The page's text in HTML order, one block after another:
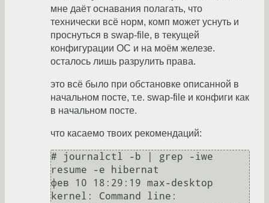
мне даёт оснавания полагать, что
технически всё норм, комп может уснуть и
проснуться в swap-file, в текущей
конфигурации ОС и на моём железе.
осталось лишь разрулить права.
это всё было при обстановке описанной в
начальном посте, т.е. swap-file и конфиги как
в начальном посте.
что касаемо твоих рекомендаций:
# journalctl -b | grep -iwe
resume -e hibernat
фев 10 18:29:19 max-desktop
kernel: Command line: